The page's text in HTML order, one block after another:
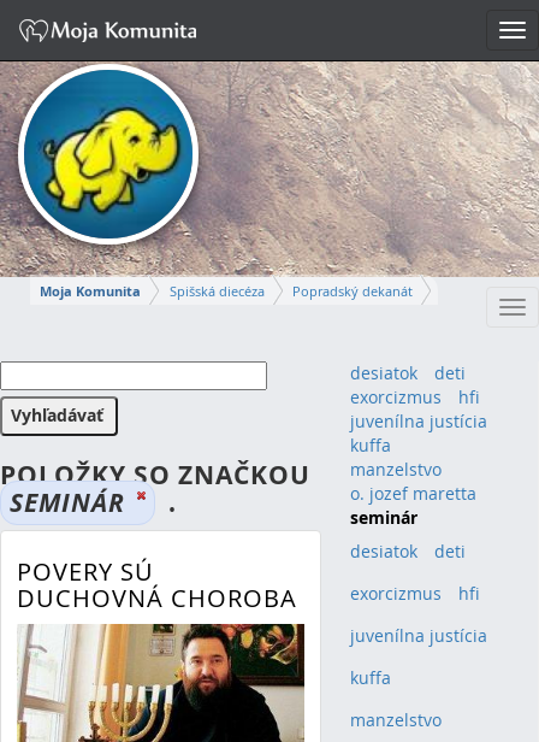
Moja Komunita Spišská diecéza
Popradský dekanát
TOMAS
Napísať správu
POLOŽKY SO ZNAČKOU
SEMINÁR .
POVERY SÚ
DUCHOVNÁ CHOROBA
desiatok
deti
exorcizmus
hfi
juvenílna justícia
kuffa
manzelstvo
o. jozef maretta
seminár
desiatok (1)deti
exorcizmus (1)hfi
juvenílna justícia
kuffa
manzelstvo